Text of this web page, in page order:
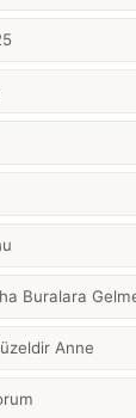
Buralara
Anne